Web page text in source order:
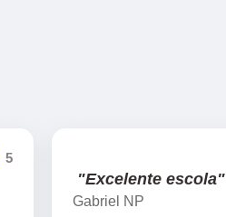
5
"Excelente escola"
Gabriel NP